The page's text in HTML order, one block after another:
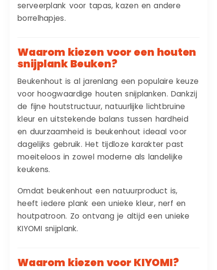
serveerplank voor tapas, kazen en andere
borrelhapjes.
Waarom kiezen voor een houten
snijplank Beuken?
Beukenhout is al jarenlang een populaire keuze
voor hoogwaardige houten snijplanken. Dankzij
de fijne houtstructuur, natuurlijke lichtbruine
kleur en uitstekende balans tussen hardheid
en duurzaamheid is beukenhout ideaal voor
dagelijks gebruik. Het tijdloze karakter past
moeiteloos in zowel moderne als landelijke
keukens.
Omdat beukenhout een natuurproduct is,
heeft iedere plank een unieke kleur, nerf en
houtpatroon. Zo ontvang je altijd een unieke
KIYOMI snijplank.
Waarom kiezen voor KIYOMI?